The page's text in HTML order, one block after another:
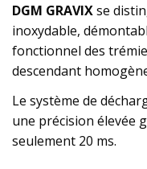
DGM GRAVIXse
inoxydable,
fonctionnel des
descendant
Le système de
une précision élevée
seulement 20 ms.